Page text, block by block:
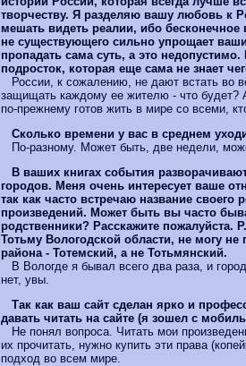
творчеству. Я разделяю вашу любовь к
мешать видеть реалии, ибо бесконечное
не существующего сильно упрощает
пропадать сама суть, а это
подросток, которая еще сама не знает
России, к сожалению, не дают встать во
защищать каждому ее жителю - что будет?
по-прежнему готов жить в мире со всеми,
Сколько времени у вас в среднем
По-разному. Может быть, две недели,
В ваших книгах события
городов. Меня очень интересует ваше
так как часто встречаю название своего
произведений. Может быть вы часто
родственники? Расскажите пожалуйста.
Тотьму Вологодской области, не могу
района - Тотемский, а не Тотьмянский.
В Вологде я бывал всего два раза, и
нет, увы.
Так как ваш сайт сделан ярко и
давать читать на сайте (я зошел с
Не понял вопроса. Читать мои
их прочитать, нужно купить эти права
подход во всем мире.